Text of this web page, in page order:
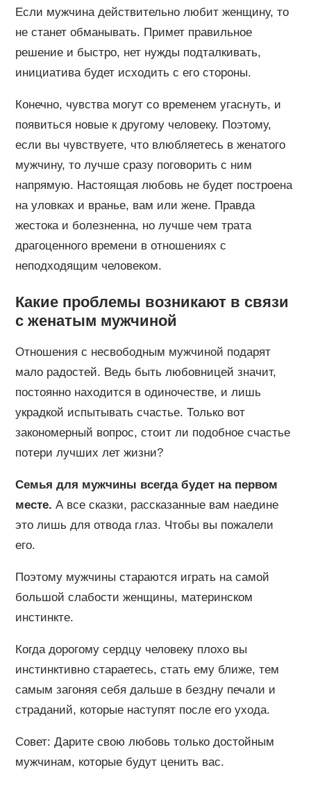
Если мужчина действительно любит женщину, то
не станет обманывать. Примет правильное
решение и быстро, нет нужды подталкивать,
инициатива будет исходить с его стороны.
Конечно, чувства могут со временем угаснуть, и
появиться новые к другому человеку. Поэтому,
если вы чувствуете, что влюбляетесь в женатого
мужчину, то лучше сразу поговорить с ним
напрямую. Настоящая любовь не будет построена
на уловках и вранье, вам или жене. Правда
жестока и болезненна, но лучше чем трата
драгоценного времени в отношениях с
неподходящим человеком.
Какие проблемы возникают в связи
с женатым мужчиной
Отношения с несвободным мужчиной подарят
мало радостей. Ведь быть любовницей значит,
постоянно находится в одиночестве, и лишь
украдкой испытывать счастье. Только вот
закономерный вопрос, стоит ли подобное счастье
потери лучших лет жизни?
Семья для мужчины всегда будет на первом
месте. А все сказки, рассказанные вам наедине
это лишь для отвода глаз. Чтобы вы пожалели
его.
Поэтому мужчины стараются играть на самой
большой слабости женщины, материнском
инстинкте.
Когда дорогому сердцу человеку плохо вы
инстинктивно стараетесь, стать ему ближе, тем
самым загоняя себя дальше в бездну печали и
страданий, которые наступят после его ухода.
Совет: Дарите свою любовь только достойным
мужчинам, которые будут ценить вас.